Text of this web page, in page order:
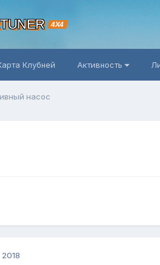
4X4
Клубней Активность
насос